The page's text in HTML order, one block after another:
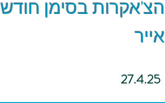
הצ'אקרות בסימן חודש
אייר
27.4.25